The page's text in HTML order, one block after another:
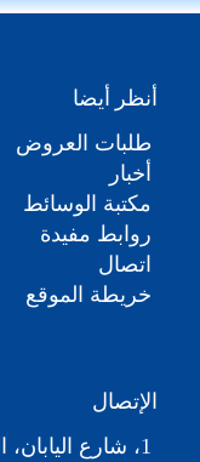
أنظر أيضا
طلبات العروض
أخبار
مكتبة الوسائط
روابط مفيدة
اتصال
خريطة الموقع
الإتصال